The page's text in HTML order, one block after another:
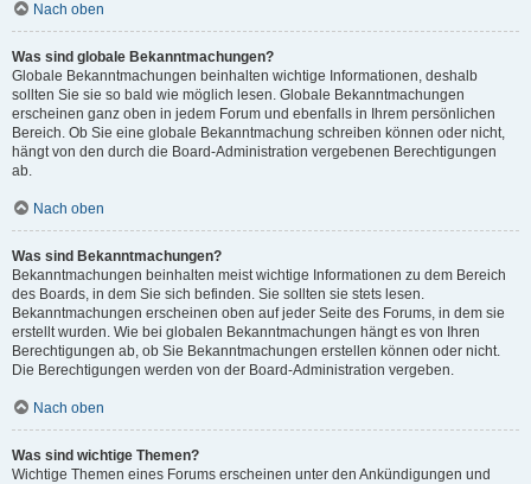
Nach oben
Was sind globale Bekanntmachungen?
Globale Bekanntmachungen beinhalten wichtige Informationen, deshalb
sollten Sie sie so bald wie möglich lesen. Globale Bekanntmachungen
erscheinen ganz oben in jedem Forum und ebenfalls in Ihrem persönlichen
Bereich. Ob Sie eine globale Bekanntmachung schreiben können oder nicht,
hängt von den durch die Board-Administration vergebenen Berechtigungen
ab.
Nach oben
Was sind Bekanntmachungen?
Bekanntmachungen beinhalten meist wichtige Informationen zu dem Bereich
des Boards, in dem Sie sich befinden. Sie sollten sie stets lesen.
Bekanntmachungen erscheinen oben auf jeder Seite des Forums, in dem sie
erstellt wurden. Wie bei globalen Bekanntmachungen hängt es von Ihren
Berechtigungen ab, ob Sie Bekanntmachungen erstellen können oder nicht.
Die Berechtigungen werden von der Board-Administration vergeben.
Nach oben
Was sind wichtige Themen?
Wichtige Themen eines Forums erscheinen unter den Ankündigungen und